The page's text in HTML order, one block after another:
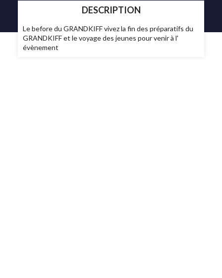
DESCRIPTION
Le before du GRANDKIFF vivez la fin des préparatifs du
GRANDKIFF et le voyage des jeunes pour venir à l'
évènement